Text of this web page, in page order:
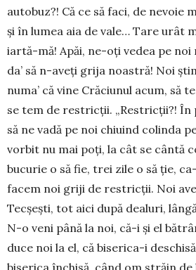
auto­buz?! Că ce să faci, de nevoie
și în lumea aia de vale… Tare urât
iar­tă-mă! Apăi, ne-oți vedea pe noi
da’ să n-aveți grija noastră! Noi
numa’ că vine Cră­ciunul acum, să
se tem de restricții. „Restricții?! În
să ne vadă pe noi chiuind colinda
vorbit nu mai poți, la cât se cântă
bucurie o să fie, trei zile o să ție,
facem noi griji de restricții. Noi
Tecșești, tot aici după dealuri,
N-o veni până la noi, că-i și el
duce noi la el, că bise­rica-i